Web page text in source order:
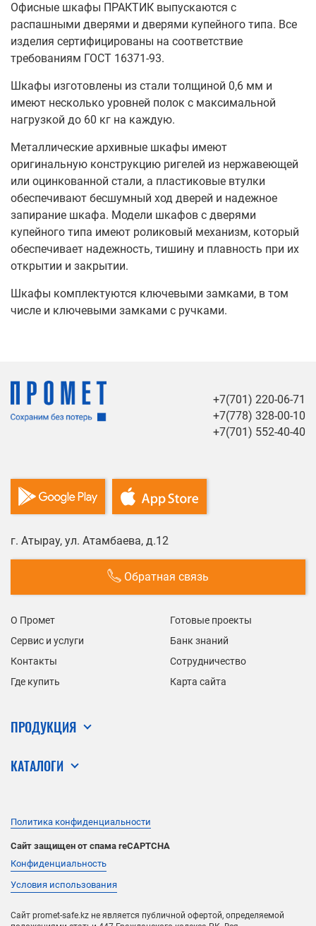
Офисные шкафы ПРАКТИК выпускаются с
распашными дверями и дверями купейного типа. Все
изделия сертифицированы на соответствие
требованиям ГОСТ 16371-93.
Шкафы изготовлены из стали толщиной 0,6 мм и
имеют несколько уровней полок с максимальной
нагрузкой до 60 кг на каждую.
Металлические архивные шкафы имеют
оригинальную конструкцию ригелей из нержавеющей
или оцинкованной стали, а пластиковые втулки
обеспечивают бесшумный ход дверей и надежное
запирание шкафа. Модели шкафов с дверями
купейного типа имеют роликовый механизм, который
обеспечивает надежность, тишину и плавность при их
открытии и закрытии.
Шкафы комплектуются ключевыми замками, в том
числе и ключевыми замками с ручками.
+7(701) 220-06-71
+7(778) 328-00-10
+7(701) 552-40-40
г. Атырау, ул. Атамбаева, д.12
Обратная связь
О Промет
Готовые проекты
Сервис и услуги
Банк знаний
Контакты
Сотрудничество
Где купить
Карта сайта
ПРОДУКЦИЯ
КАТАЛОГИ
Политика конфиденциальности
Сайт защищен от спама reCAPTCHA
Конфиденциальность
Условия использования
Сайт promet-safe.kz не является публичной офертой, определяемой